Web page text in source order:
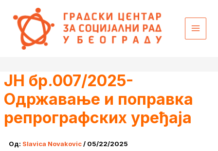
садржај
ЈН бр.007/2025-
Одржавање и поправка
репрографских уређаја
Од: Slavica Novakovic/ 05/22/2025